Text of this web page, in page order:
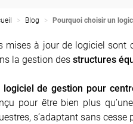
Blog Pourquoi choisir un
mises à jour de logiciel sont
la gestion des structures
logiciel de gestion pour
pour être bien plus
s’adaptant sans